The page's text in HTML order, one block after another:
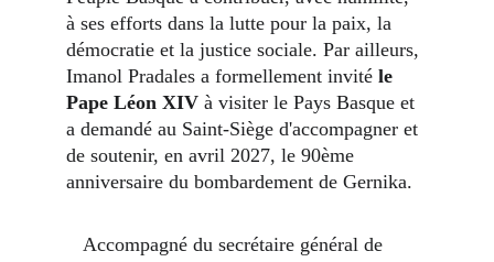
à ses efforts dans la lutte pour la paix, la
démocratie et la justice sociale. Par ailleurs,
Imanol Pradales a formellement invité le
Pape Léon XIV à visiter le Pays Basque et
a demandé au Saint-Siège d'accompagner et
de soutenir, en avril 2027, le 90ème
anniversaire du bombardement de Gernika.